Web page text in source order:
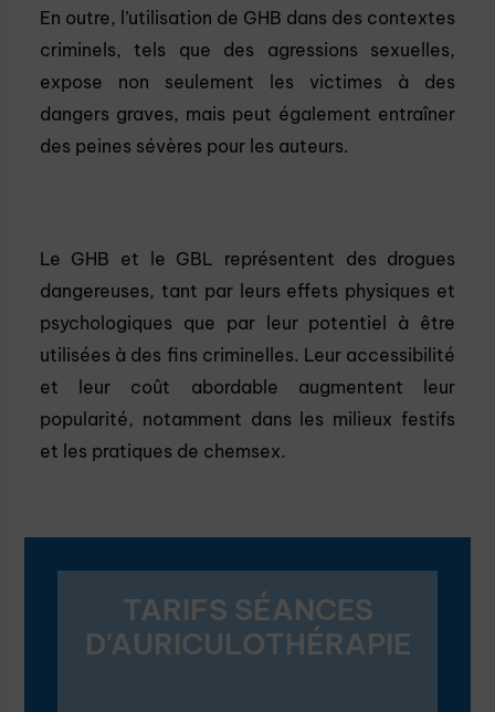
En outre, l’utilisation de GHB dans des contextes
criminels, tels que des agressions sexuelles,
expose non seulement les victimes à des
dangers graves, mais peut également entraîner
des peines sévères pour les auteurs.
Le GHB et le GBL représentent des drogues
dangereuses, tant par leurs effets physiques et
psychologiques que par leur potentiel à être
utilisées à des fins criminelles. Leur accessibilité
et leur coût abordable augmentent leur
popularité, notamment dans les milieux festifs
et les pratiques de chemsex.
TARIFS SÉANCES
D'AURICULOTHÉRAPIE